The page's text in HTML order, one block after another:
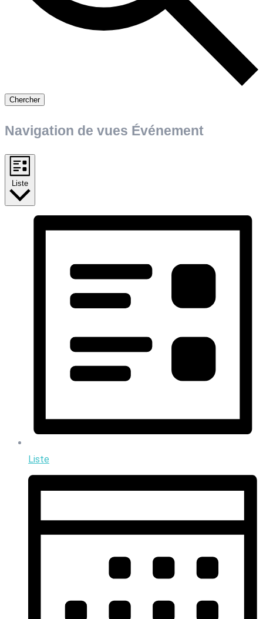
Chercher
Navigation de vues Événement
Liste
Liste